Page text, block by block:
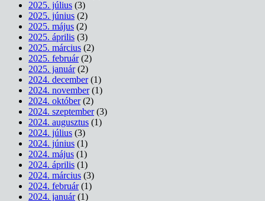
2025. július (3)
2025. június (2)
2025. május (2)
2025. április (3)
2025. március (2)
2025. február(2)
2025. január(2)
2024. december(1)
2024. november(1)
2024. október(2)
2024. szeptember(3)
2024. augusztus (1)
2024. július (3)
2024. június (1)
2024. május (1)
2024. április (1)
2024. március (3)
2024. február(1)
2024. január(1)